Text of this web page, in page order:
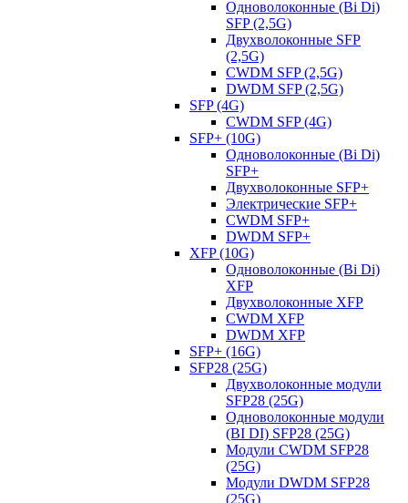
Одноволоконные (Bi Di)
SFP (2,5G)
Двухволоконные SFP
(2,5G)
CWDM SFP (2,5G)
DWDM SFP (2,5G)
SFP (4G)
CWDM SFP (4G)
SFP+ (10G)
Одноволоконные (Bi Di)
SFP+
Двухволоконные SFP+
Электрические SFP+
CWDM SFP+
DWDM SFP+
XFP (10G)
Одноволоконные (Bi Di)
XFP
Двухволоконные XFP
CWDM XFP
DWDM XFP
SFP+ (16G)
SFP28 (25G)
Двухволоконные модули
SFP28 (25G)
Одноволоконные модули
(BI DI) SFP28 (25G)
Модули CWDM SFP28
(25G)
Модули DWDM SFP28
(25G)